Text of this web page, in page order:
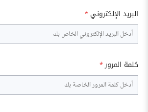
البريد الإلكتروني *
كلمة المرور*